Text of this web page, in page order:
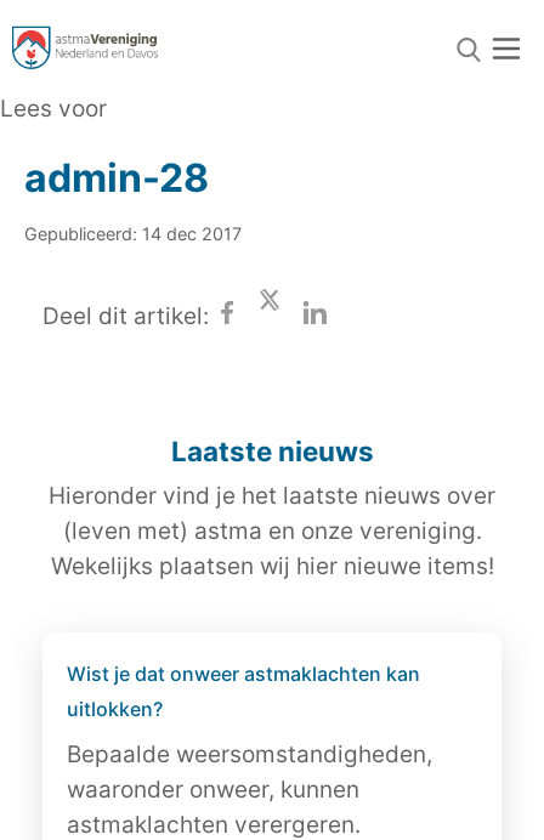
Lees voor
admin-28
Gepubliceerd: 14 dec 2017
Deel dit artikel:
Laatste nieuws
Hieronder vind je het laatste nieuws over
(leven met) astma en onze vereniging.
Wekelijks plaatsen wij hier nieuwe items!
Wist je dat onweer astmaklachten kan
uitlokken?
Bepaalde weersomstandigheden,
waaronder onweer, kunnen
astmaklachten verergeren.